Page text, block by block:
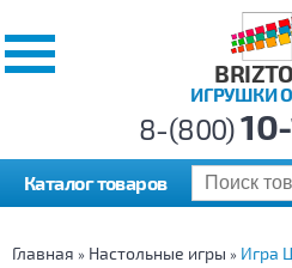
ИГРУШКИ
8-(800)
Каталог товаров
Главная » Настольные игры » Игра